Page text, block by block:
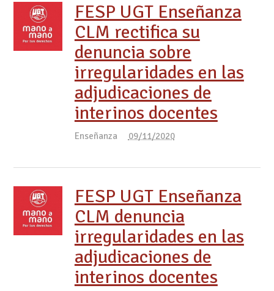
FESP UGT Enseñanza
CLM rectifica su
denuncia sobre
irregularidades en las
adjudicaciones de
interinos docentes
Enseñanza 09/11/2020
FESP UGT Enseñanza
CLM denuncia
irregularidades en las
adjudicaciones de
interinos docentes